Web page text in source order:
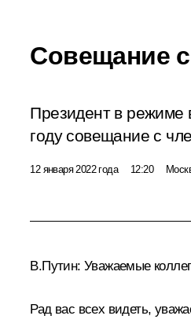
Совещание
Президент в режиме
году совещание с
12 января 2022 года 12:20
В.Путин: Уважаемые
Рад вас всех видеть,